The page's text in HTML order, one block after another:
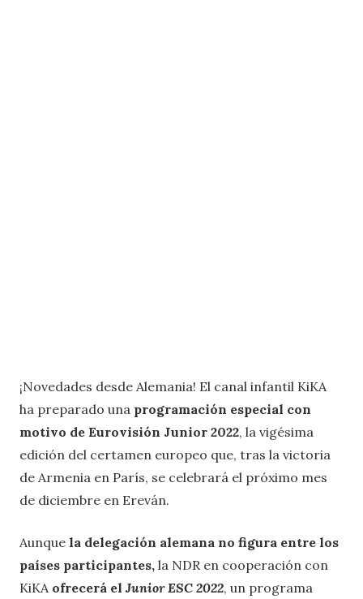
¡Novedades desde Alemania! El canal infantil KiKA
ha preparado una programación especial con
motivo de Eurovisión Junior 2022, la vigésima
edición del certamen europeo que, tras la victoria
de Armenia en París, se celebrará el próximo mes
de diciembre en Ereván.
Aunque la delegación alemana no figura entre los
países participantes, la NDR en cooperación con
KiKA ofrecerá elJunior ESC 2022, un programa